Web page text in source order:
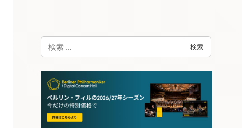
検
索
検索